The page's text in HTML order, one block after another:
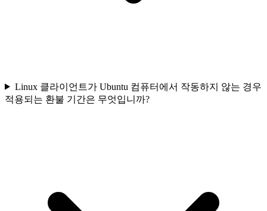
Linux 클라이언트가 Ubuntu 컴퓨터에서 작동하지 않는 경우
적용되는 환불 기간은 무엇입니까?